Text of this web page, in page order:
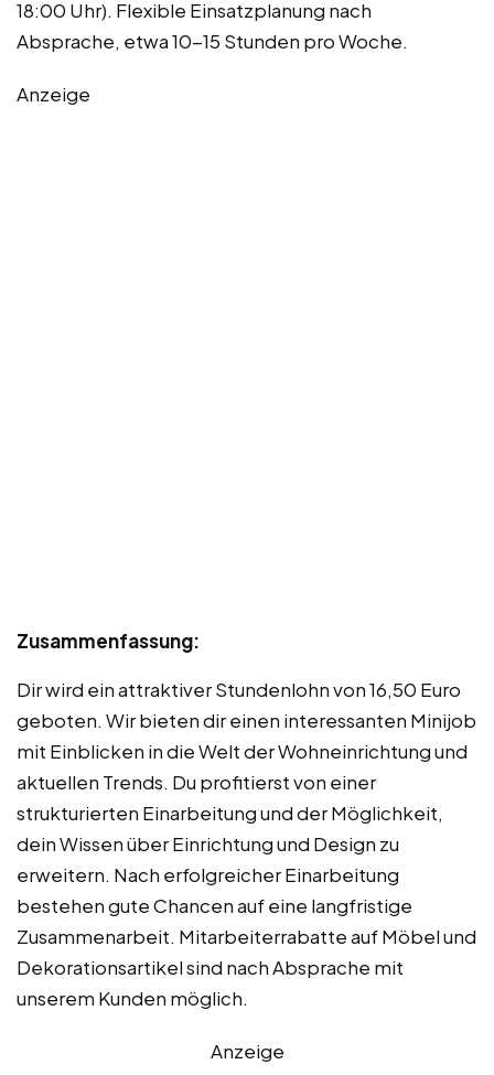
18:00 Uhr). Flexible Einsatzplanung nach
Absprache, etwa 10-15 Stunden pro Woche.
Anzeige
Zusammenfassung:
Dir wird ein attraktiver Stundenlohn von 16,50 Euro
geboten. Wir bieten dir einen interessanten Minijob
mit Einblicken in die Welt der Wohneinrichtung und
aktuellen Trends. Du profitierst von einer
strukturierten Einarbeitung und der Möglichkeit,
dein Wissen über Einrichtung und Design zu
erweitern. Nach erfolgreicher Einarbeitung
bestehen gute Chancen auf eine langfristige
Zusammenarbeit. Mitarbeiterrabatte auf Möbel und
Dekorationsartikel sind nach Absprache mit
unserem Kunden möglich.
Anzeige